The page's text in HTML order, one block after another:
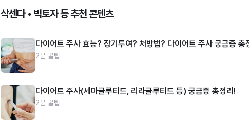
삭센다 • 빅토자 등 추천 콘텐츠
다이어트 주사 효능? 장기투여? 처방법? 다이어트 주사 궁금증 총
2분 꿀팁
다이어트 주사(세마글루티드, 리라글루티드 등) 궁금증 총정리!
2분 꿀팁